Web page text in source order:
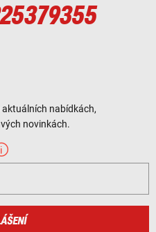
nabídkách,
novinkách.